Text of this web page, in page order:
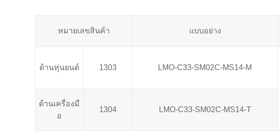
หมายเลขสินค้า แบบอย่าง
ด้านหุ่นยนต์ 1303 LMO-C33-SM02C-MS14-M
ด้านเครื่องมื
อ
1304 LMO-C33-SM02C-MS14-T